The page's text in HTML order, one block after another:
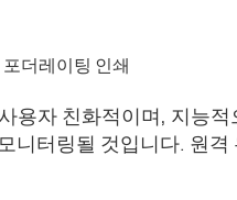
용자 친화적이며, 지능
니터링될 것입니다. 원